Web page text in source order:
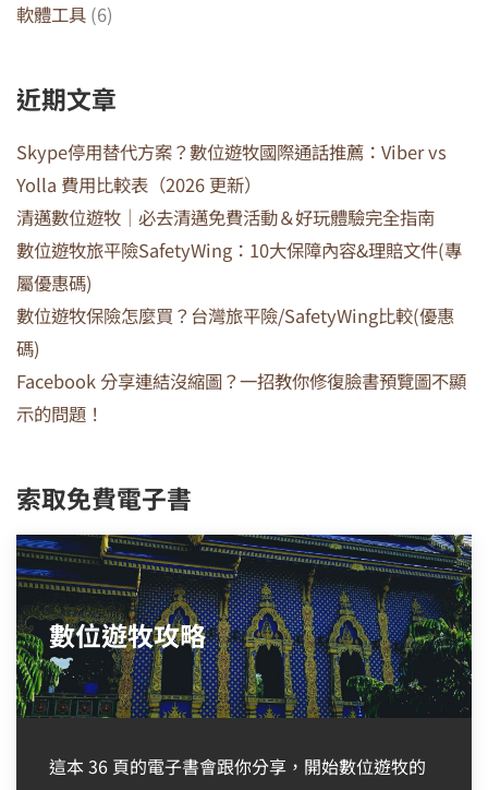
軟體工具 (6)
近期文章
Skype停用替代方案？數位遊牧國際通話推薦：Viber vs
Yolla 費用比較表（2026 更新）
清邁數位遊牧｜必去清邁免費活動＆好玩體驗完全指南
數位遊牧旅平險SafetyWing：10大保障內容&理賠文件(專
屬優惠碼)
數位遊牧保險怎麼買？台灣旅平險/SafetyWing比較(優惠
碼)
Facebook 分享連結沒縮圖？一招教你修復臉書預覽圖不顯
示的問題！
索取免費電子書
數位遊牧攻略
這本 36 頁的電子書會跟你分享，開始數位遊牧的